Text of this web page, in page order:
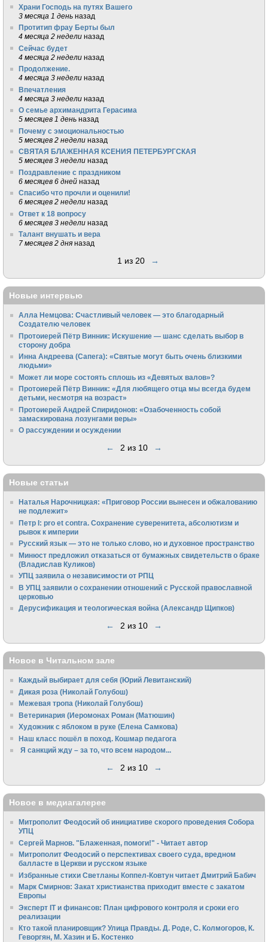
Храни Господь на путях Вашего
3 месяца 1 день назад
Протитип фрау Берты был
4 месяца 2 недели назад
Сейчас будет
4 месяца 2 недели назад
Продолжение.
4 месяца 3 недели назад
Впечатления
4 месяца 3 недели назад
О семье архимандрита Герасима
5 месяцев 1 день назад
Почему с эмоциональностью
5 месяцев 2 недели назад
СВЯТАЯ БЛАЖЕННАЯ КСЕНИЯ ПЕТЕРБУРГСКАЯ
5 месяцев 3 недели назад
Поздравление с праздником
6 месяцев 6 дней назад
Спасибо что прочли и оценили!
6 месяцев 2 недели назад
Ответ к 18 вопросу
6 месяцев 3 недели назад
Талант внушать и вера
7 месяцев 2 дня назад
1 из 20 →
Новые интервью
Алла Немцова: Счастливый человек — это благодарный
Создателю человек
Протоиерей Пётр Винник: Искушение — шанс сделать выбор в
сторону добра
Инна Андреева (Сапега): «Святые могут быть очень близкими
людьми»
Может ли море состоять сплошь из «Девятых валов»?
Протоиерей Пётр Винник: «Для любящего отца мы всегда будем
детьми, несмотря на возраст»
Протоиерей Андрей Спиридонов: «Озабоченность собой
замаскирована лозунгами веры»
О рассуждении и осуждении
← 2 из 10 →
Новые статьи
Наталья Нарочницкая: «Приговор России вынесен и обжалованию
не подлежит»
Петр I: pro et contra. Сохранение суверенитета, абсолютизм и
рывок к империи
Русский язык — это не только слово, но и духовное пространство
Минюст предложил отказаться от бумажных свидетельств о браке
(Владислав Куликов)
УПЦ заявила о независимости от РПЦ
В УПЦ заявили о сохранении отношений с Русской православной
церковью
Дерусификация и теологическая война (Александр Щипков)
← 2 из 10 →
Новое в Читальном зале
Каждый выбирает для себя (Юрий Левитанский)
Дикая роза (Николай Голубош)
Межевая тропа (Николай Голубош)
Ветеринария (Иеромонах Роман (Матюшин)
Художник с яблоком в руке (Елена Самкова)
Наш класс пошёл в поход. Кошмар педагога
Я санкций жду – за то, что всем народом...
← 2 из 10 →
Новое в медиагалерее
Митрополит Феодосий об инициативе скорого проведения Собора
УПЦ
Сергей Марнов. "Блаженная, помоги!" - Читает автор
Митрополит Феодосий о перспективах своего суда, вредном
балласте в Церкви и русском языке
Избранные стихи Светланы Коппел-Ковтун читает Дмитрий Бабич
Марк Смирнов: Закат христианства приходит вместе с закатом
Европы
Эксперт IT и финансов: План цифрового контроля и сроки его
реализации
Кто такой планировщик? Улица Правды. Д. Роде, С. Колмогоров, К.
Геворгян, М. Хазин и Б. Костенко